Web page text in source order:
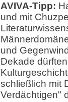
AVIVA-Tipp:
und mit
und
Dekade
schließlich mit
Verdächtigen"